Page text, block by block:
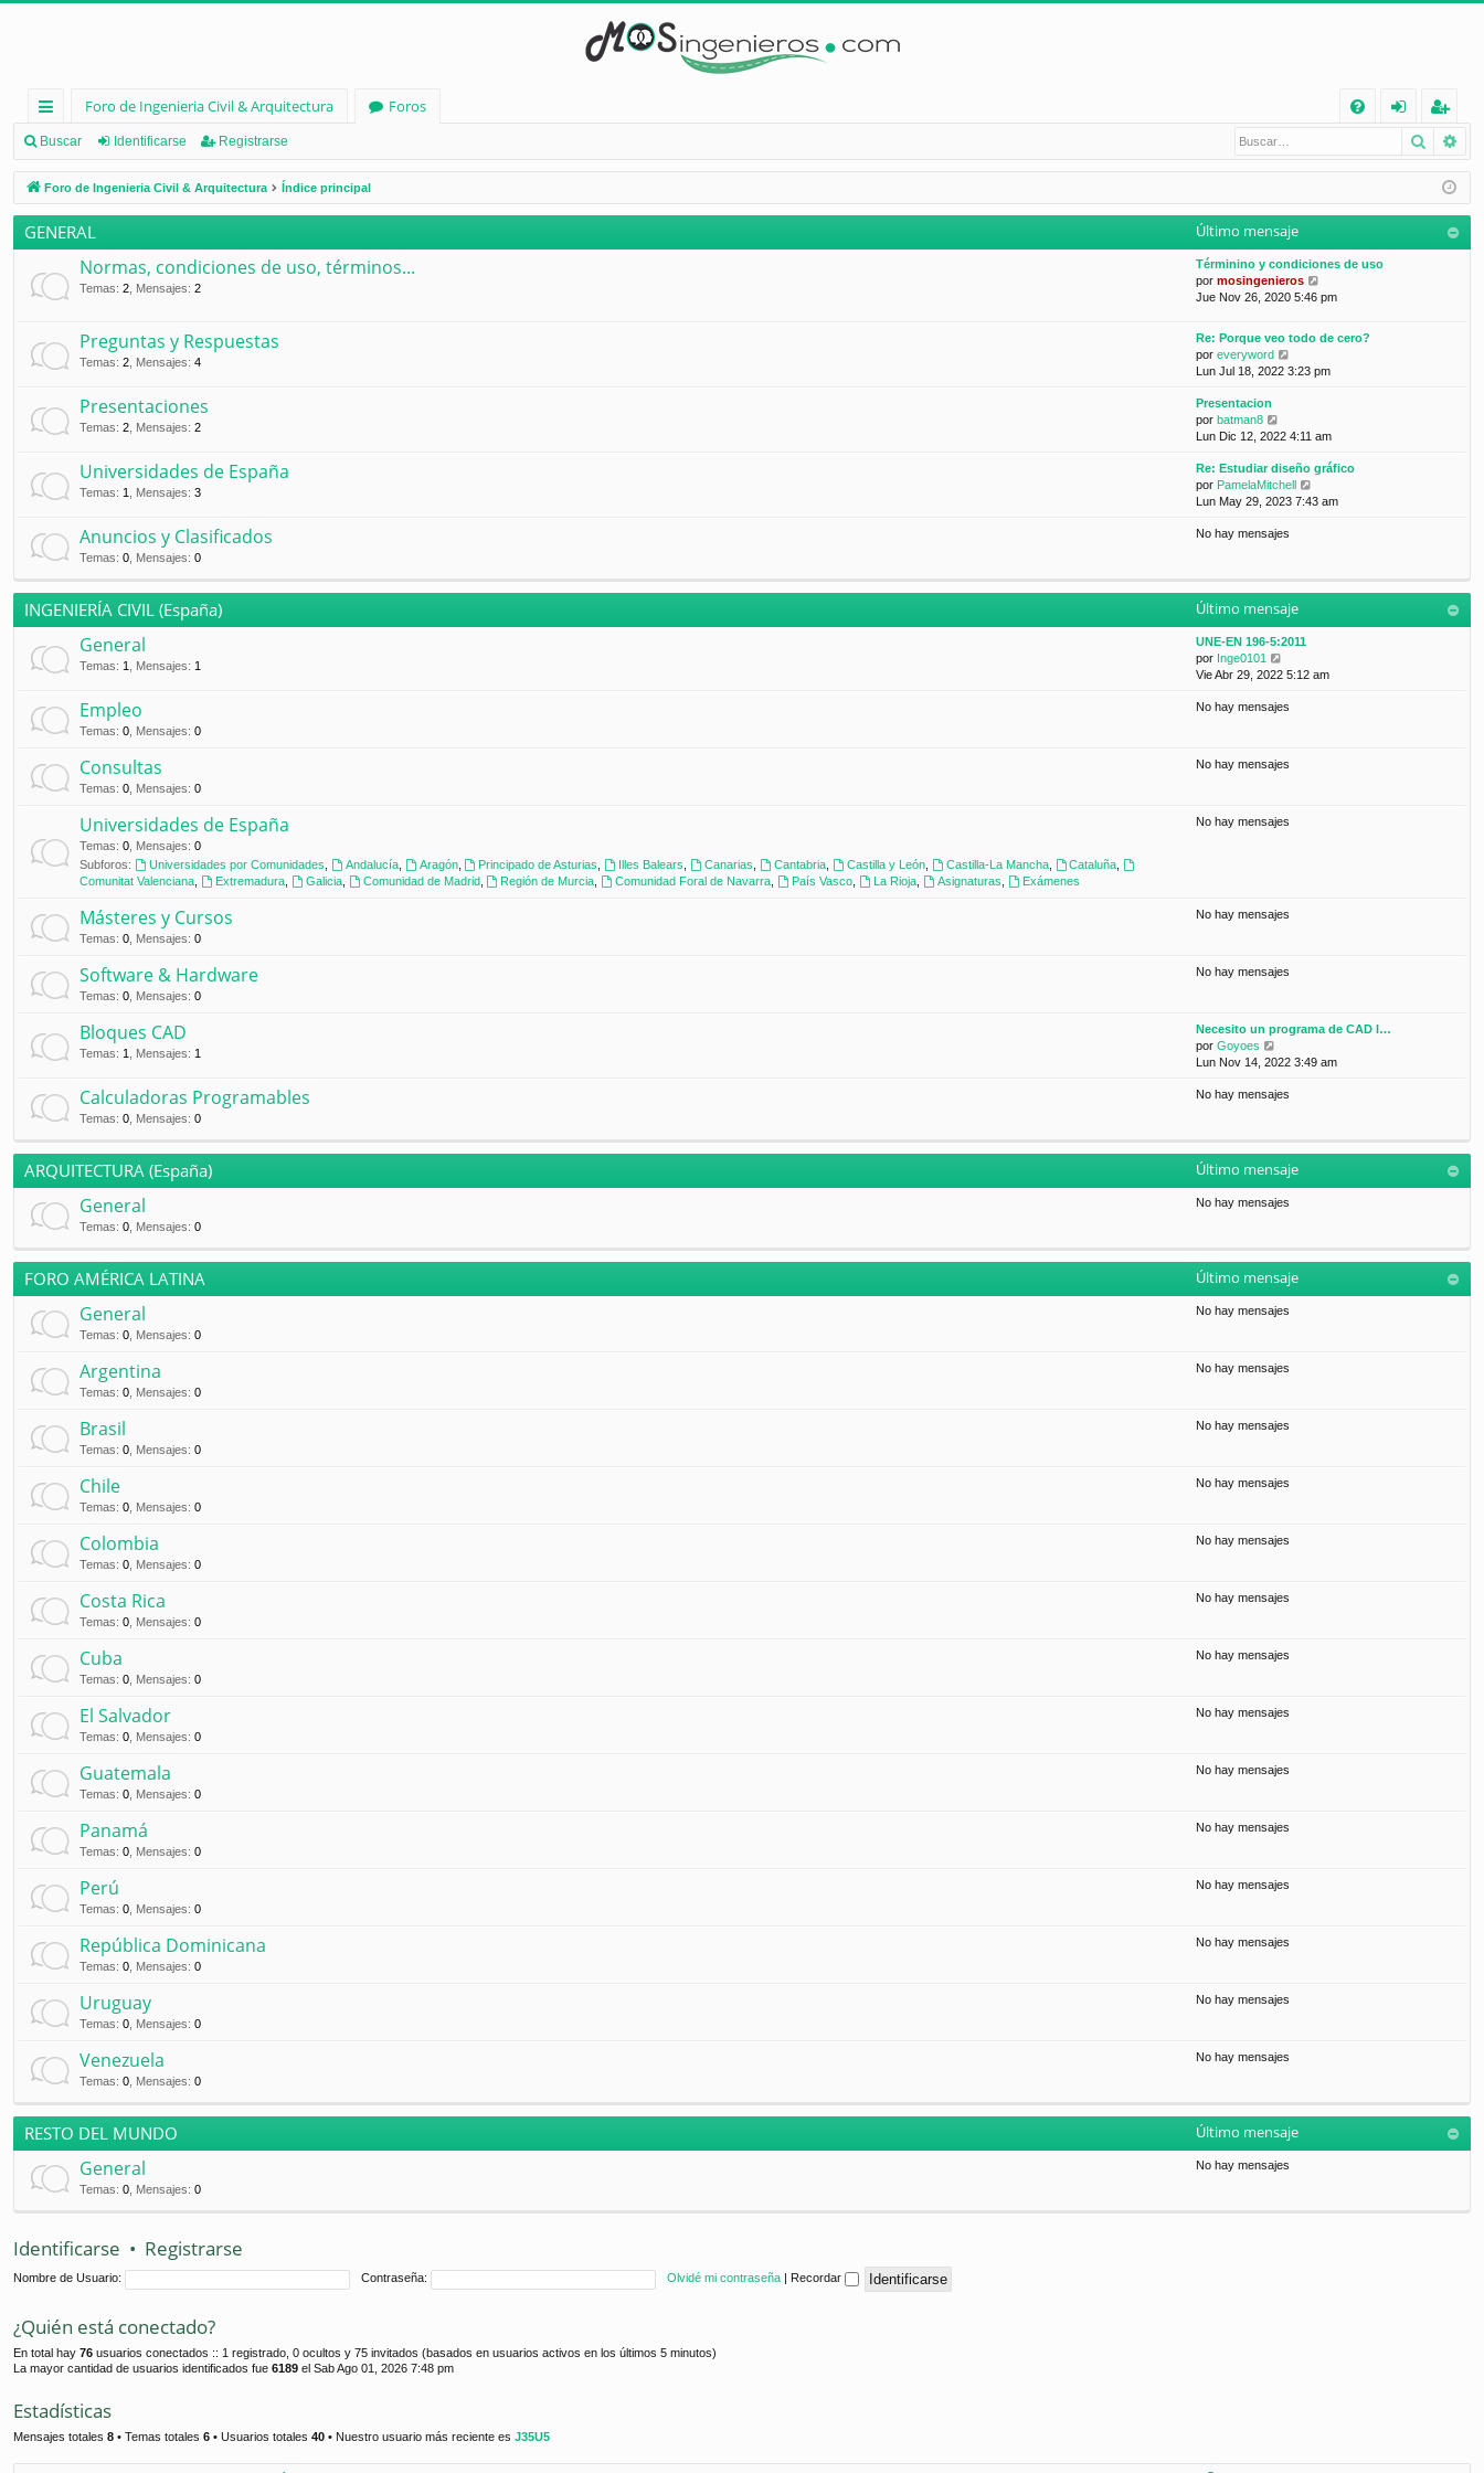
nl
ac
es
rá
pi
os
Foro de Ingenieria Civil & Arquitectura
Foros
Q
nt
ifi
eg
ist
ra
Buscar Identificarse Registrarse Buscar
Foro de Ingenieria Civil & Arquitectura Índice principal
GENERAL Último mensaje
Normas, condiciones de uso, términos...
Temas: 2 Mensajes: 2
Términino y condiciones de uso
por mosingenieros
e
l
i
e
s
Jue Nov 26, 2020 5:46 pm
Preguntas y Respuestas
Temas: 2 Mensajes: 4
Re: Porque veo todo de cero?
por everyword
e
t
m
o
m
j
e
Lun Jul 18, 2022 3:23 pm
Presentaciones
Temas: 2 Mensajes: 2
Presentacion
por batman8
e
ú
l
t
m
e
s
j
e
Lun Dic 12, 2022 4:11 am
Universidades de España
Temas: 1 Mensajes: 3
Re: Estudiar diseño gráfico
por PamelaMitchell
e
i
s
Lun May 29, 2023 7:43 am
Anuncios y Clasificados
Temas: 0 Mensajes: 0
No hay mensajes
INGENIERÍA CIVIL (España) Último mensaje
General
Temas: 1 Mensajes: 1
UNE-EN 196-5:2011
por Inge0101
e
ú
m
e
Vie Abr 29, 2022 5:12 am
Empleo
Temas: 0 Mensajes: 0
No hay mensajes
Consultas
Temas: 0 Mensajes: 0
No hay mensajes
Universidades de España
Temas: 0 Mensajes: 0
Subforos:
Universidades por Comunidades Andalucía, Aragón, Principado de Asturias Illes Balears Canarias Cantabria, Castilla y León, Castilla-La Mancha, Cataluña
Comunitat Valenciana
Extremadura, Galicia, Comunidad de Madrid, Región de Murcia Comunidad Foral de Navarra País Vasco La Rioja, Asignaturas Exámenes
No hay mensajes
Másteres y Cursos
Temas: 0 Mensajes: 0
No hay mensajes
Software & Hardware
Temas: 0 Mensajes: 0
No hay mensajes
Bloques CAD
Temas: 1 Mensajes: 1
Necesito un programa de CAD l…
por Goyoes
e
ú
i
o
e
a
j
Lun Nov 14, 2022 3:49 am
Calculadoras Programables
Temas: 0 Mensajes: 0
No hay mensajes
ARQUITECTURA (España) Último mensaje
General
Temas: 0 Mensajes: 0
No hay mensajes
FORO AMÉRICA LATINA Último mensaje
General
Temas: 0 Mensajes: 0
No hay mensajes
Argentina
Temas: 0 Mensajes: 0
No hay mensajes
Brasil
Temas: 0 Mensajes: 0
No hay mensajes
Chile
Temas: 0 Mensajes: 0
No hay mensajes
Colombia
Temas: 0 Mensajes: 0
No hay mensajes
Costa Rica
Temas: 0 Mensajes: 0
No hay mensajes
Cuba
Temas: 0 Mensajes: 0
No hay mensajes
El Salvador
Temas: 0 Mensajes: 0
No hay mensajes
Guatemala
Temas: 0 Mensajes: 0
No hay mensajes
Panamá
Temas: 0 Mensajes: 0
No hay mensajes
Perú
Temas: 0 Mensajes: 0
No hay mensajes
República Dominicana
Temas: 0 Mensajes: 0
No hay mensajes
Uruguay
Temas: 0 Mensajes: 0
No hay mensajes
Venezuela
Temas: 0 Mensajes: 0
No hay mensajes
RESTO DEL MUNDO Último mensaje
General
Temas: 0 Mensajes: 0
No hay mensajes
Identificarse • Registrarse
Nombre de Usuario: Contraseña: Olvidé mi contraseña Recordar
¿Quién está conectado?
En total hay 76 usuarios conectados :: 1 registrado, 0 ocultos y 75 invitados (basados en usuarios activos en los últimos 5 minutos)
La mayor cantidad de usuarios identificados fue 6189 el Sab Ago 01, 2026 7:48 pm
Estadísticas
Mensajes totales 8 • Temas totales 6 • Usuarios totales 40 • Nuestro usuario más reciente es J35U5